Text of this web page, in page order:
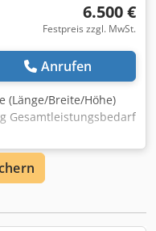
6.500 €
Festpreis zzgl. MwSt.
Anrufen
(Länge/Breite/Höhe)
Gesamtleistungsbedarf
80B2 Dodpjvz Hfqofx
- Antriebsmotor 4,0
Ø 100 mm -
1 - 20